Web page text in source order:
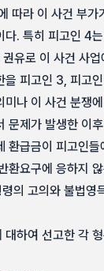
따라 이 사건 부가
다. 특히 피고인 4
유로 이 사건 사
을 피고인 3, 피고
미나 이 사건 분쟁
문제가 발생한 이
환급금이 피고인
환요구에 응하지
의 고의와 불법영
대하여 선고한 각